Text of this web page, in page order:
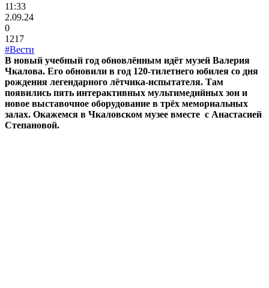
11:33
2.09.24
0
1217
#Вести
В новый учебный год обновлённым идёт музей Валерия
Чкалова. Его обновили в год 120-тилетнего юбилея со дня
рождения легендарного лётчика-испытателя. Там
появились пять интерактивных мультимедийных зон и
новое выставочное оборудование в трёх мемориальных
залах. Окажемся в Чкаловском музее вместе с Анастасией
Степановой.